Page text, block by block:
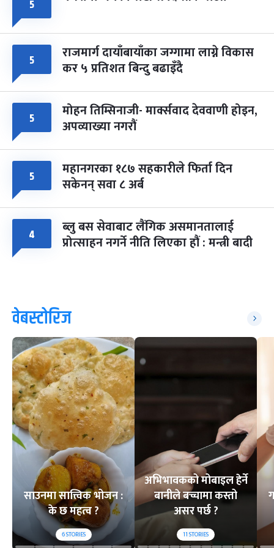
५
५ राजमार्ग दायाँबायाँका जग्गामा लाग्ने विकास
कर ५ प्रतिशत बिन्दु बढाइँदै
५ मोहन तिम्सिनाजी- मार्क्सवाद देववाणी होइन,
अपव्याख्या नगरौं
५ महानगरका १८७ सहकारीले फिर्ता दिन
सकेनन् सवा ८ अर्ब
४ ब्लु बस सेवाबाट लैंगिक असमानतालाई
प्रोत्साहन नगर्ने नीति लिएका हौं : मन्त्री बादी
वेबस्टोरिज
साउनमा सात्त्विक भोजन :
के छ महत्व ?
6STORIES
अभिभावकको मोबाइल हेर्ने
बानीले बच्चामा कस्तो
असर पर्छ ?
11STORIES